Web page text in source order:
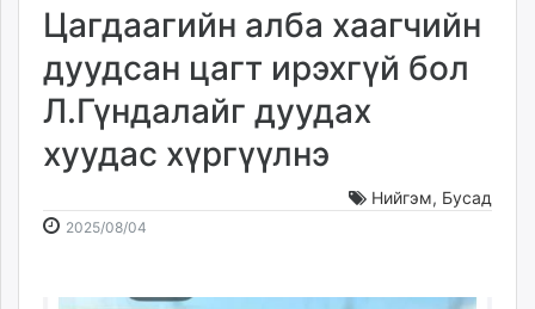
Төрийн
Нийслэлийн
dorgio.mn
Gogo.mn
caak.mn
news.mn
zindaa.mn
tovch.mn
Цагдаагийн алба хаагчийн
дуудсан цагт ирэхгүй бол
Л.Гүндалайг дуудах
хуудас хүргүүлнэ
Нийгэм, Бусад
2025/08/04